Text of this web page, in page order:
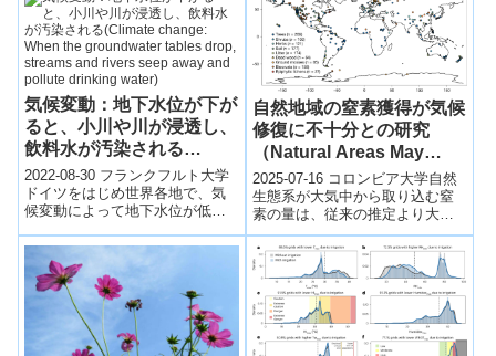
Clean Air and Clean
Water?)
気候変動：地下水位が下が
ると、小川や川が浸透し、
飲料水が汚染される
(Climate change: When
the groundwater tables
drop, streams and rivers
seep away and pollute
drinking water)
2022-08-30 フランクフルト大学
ドイツをはじめ世界各地で、気
候変動によって地下水位が低下
が低下すると、小川や川から流
れ込む汚...
自然地域の窒素獲得が気候
修復に不十分との研究
（Natural Areas May
Acquire Too Little
Nitrogen to Repair
Climate）
2025-07-16 コロンビア大学自然
生態系が大気中から取り込む窒
素の量は、従来の推定より大幅
に少ない可能性があると、コロ
ンビア大学などの研究チームが
『Nat...